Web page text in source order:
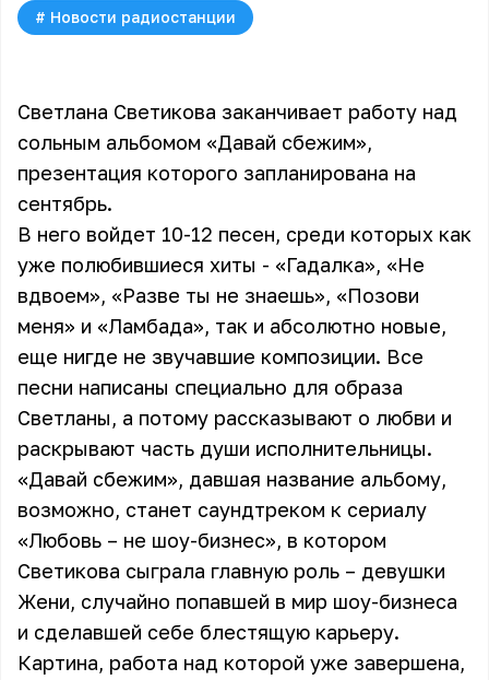
# Новости радиостанции
Светлана Светикова заканчивает работу над
сольным альбомом «Давай сбежим»,
презентация которого запланирована на
сентябрь.
В него войдет 10-12 песен, среди которых как
уже полюбившиеся хиты - «Гадалка», «Не
вдвоем», «Разве ты не знаешь», «Позови
меня» и «Ламбада», так и абсолютно новые,
еще нигде не звучавшие композиции. Все
песни написаны специально для образа
Светланы, а потому рассказывают о любви и
раскрывают часть души исполнительницы.
«Давай сбежим», давшая название альбому,
возможно, станет саундтреком к сериалу
«Любовь – не шоу-бизнес», в котором
Светикова сыграла главную роль – девушки
Жени, случайно попавшей в мир шоу-бизнеса
и сделавшей себе блестящую карьеру.
Картина, работа над которой уже завершена,